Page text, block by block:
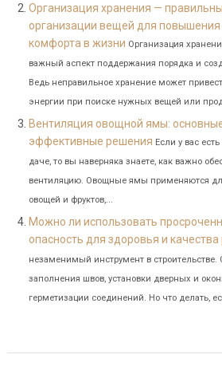
Организация хранения —
организации вещей для
комфорта в жизни Организация
важный аспект поддержания порядка и
Ведь неправильное хранение может
энергии при поиске нужных вещей или
Вентиляция овощной ямы:
эффективные решения Если у вас
даче, то вы наверняка знаете, как важно
вентиляцию. Овощные ямы применяются
овощей и фруктов,...
Можно ли использовать
опасность для здоровья и
незаменимый инструмент в
заполнения швов, установки дверных и
герметизации соединений. Но что делать,